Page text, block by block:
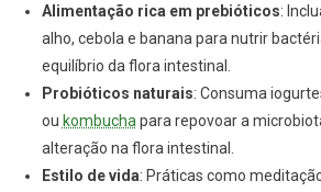
Alimentação rica em prebióticos:
alho, cebola e banana para nutrir
equilíbrio da flora intestinal.
Probióticos naturais: Consuma
ou kombucha para repovoar a
alteração na flora intestinal.
Estilo de vida: Práticas como